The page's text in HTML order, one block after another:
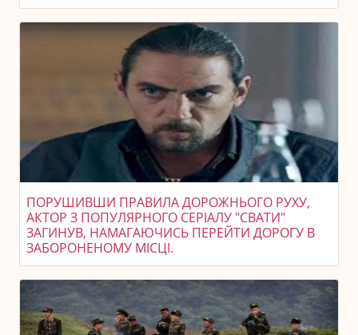
ПОРУШИВШИ ПРАВИЛА ДОРОЖНЬОГО РУХУ,
АКТОР З ПОПУЛЯРНОГО СЕРІАЛУ "СВАТИ"
ЗАГИНУВ, НАМАГАЮЧИСЬ ПЕРЕЙТИ ДОРОГУ В
ЗАБОРОНЕНОМУ МІСЦІ.